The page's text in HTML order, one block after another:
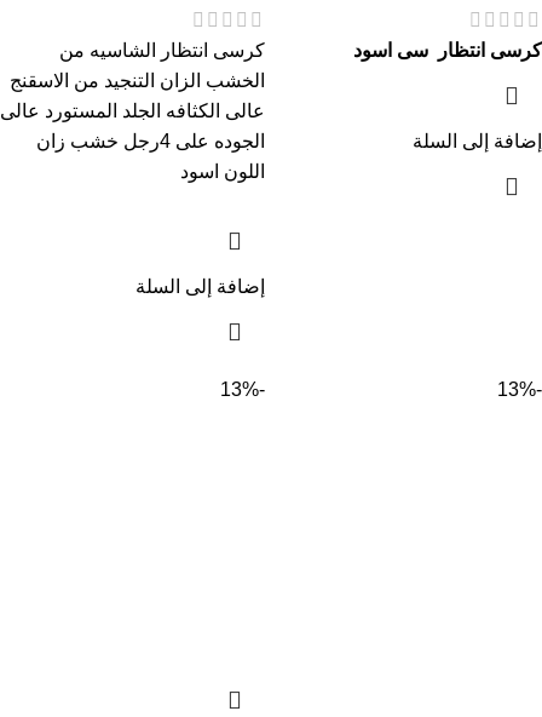
كرسى انتظار سى اسود
إضافة إلى السلة
كرسى انتظار الشاسيه من
الخشب الزان التنجيد من الاسقنج
عالى الكثافه الجلد المستورد عالى
الجوده على 4رجل خشب زان
اللون اسود
إضافة إلى السلة
-13%
-13%